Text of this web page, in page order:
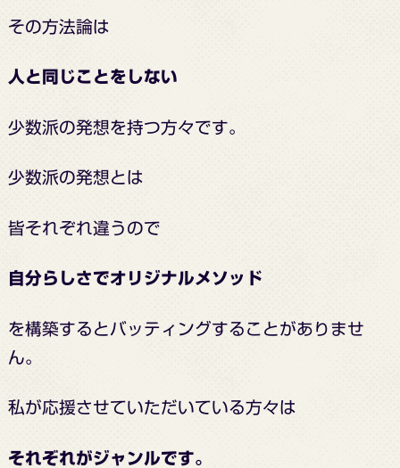
その方法論は
人と同じことをしない
少数派の発想を持つ方々です。
少数派の発想とは
皆それぞれ違うので
自分らしさでオリジナルメソッド
を構築するとバッティングすることがありませ
ん。
私が応援させていただいている方々は
それぞれがジャンルです。